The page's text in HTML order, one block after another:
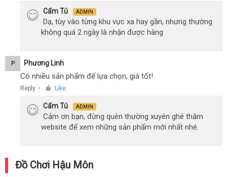
Cẩm Tú ADMIN
Dạ, tùy vào từng khu vực xa hay gần, nhưng thường
không quá 2 ngày là nhận được hàng
P Phương Linh
Có nhiều sản phẩm để lựa chọn, giá tốt!
Reply ● Like
Cẩm Tú ADMIN
Cảm ơn bạn, đừng quên thường xuyên ghé thăm
website để xem những sản phẩm mới nhất nhé.
Đồ Chơi Hậu Môn